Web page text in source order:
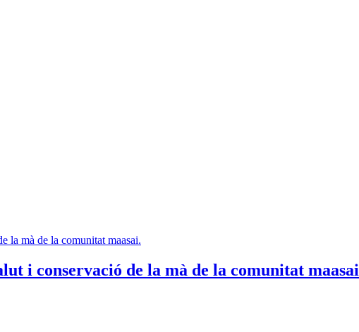
i conservació de la mà de la comunitat maasai